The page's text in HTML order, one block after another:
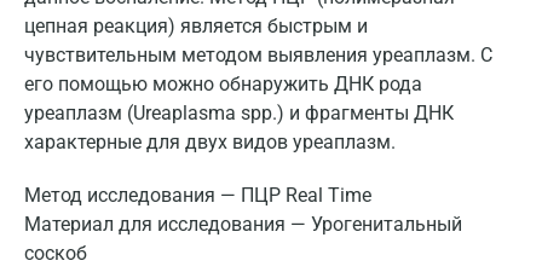
цепная реакция) является быстрым и
чувствительным методом выявления уреаплазм. С
его помощью можно обнаружить ДНК рода
уреаплазм (Ureaplasma spp.) и фрагменты ДНК
характерные для двух видов уреаплазм.
Метод исследования — ПЦР Real Time
Материал для исследования — Урогенитальный
соскоб